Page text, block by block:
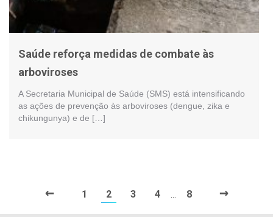
Saúde reforça medidas de combate às
arboviroses
A Secretaria Municipal de Saúde (SMS) está intensificando
as ações de prevenção às arboviroses (dengue, zika e
chikungunya) e de […]
← 1 2 3 4 8 →